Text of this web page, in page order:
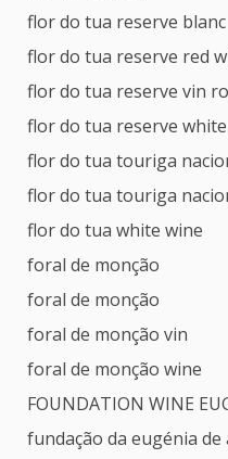
flor do tua reserve blanc
flor do tua reserve red
flor do tua reserve vin
flor do tua reserve
flor do tua touriga
flor do tua touriga
flor do tua white wine
foral de monção
foral de monção
foral de monção vin
foral de monção wine
FOUNDATION WINE
fundação da eugénia de